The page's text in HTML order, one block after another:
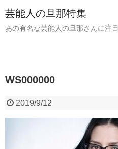
芸能人の旦那特集
あの有名な芸能人の旦那さんに注目
WS000000
2019/9/12